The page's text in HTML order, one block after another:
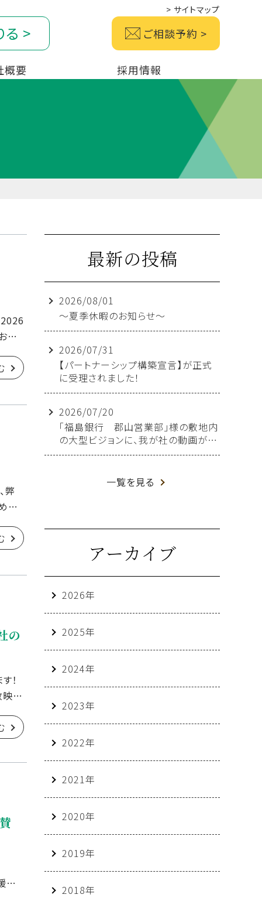
> サイトマップ
る > ご相談予約 >
概要 採用情報
願
弊
て
の
！
さ
の
最新の投稿
2026/08/01
～夏季休暇のお知らせ～
2026/07/31
【パートナーシップ構築宣言】が正式
に受理されました！
2026/07/20
「福島銀行 郡山営業部」様の敷地内
の大型ビジョンに、我が社の動画が放
映されることになりました！
一覧を見る
アーカイブ
2026年
2025年
2024年
2023年
2022年
2021年
2020年
2019年
2018年